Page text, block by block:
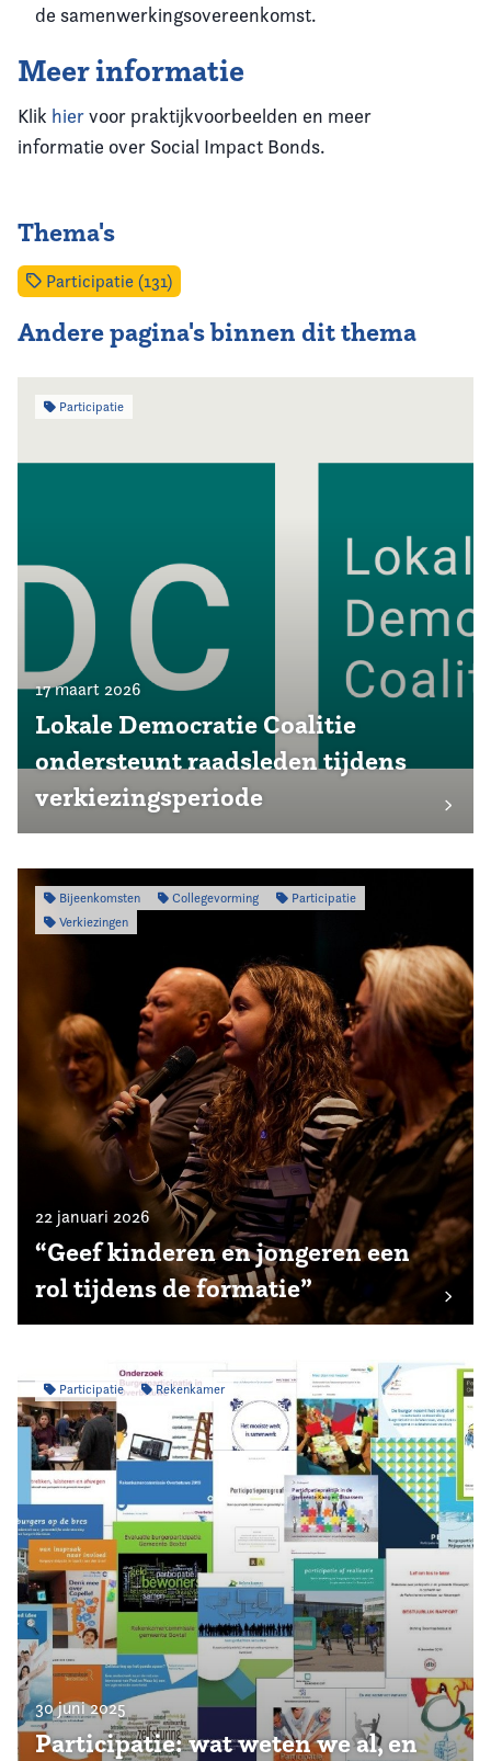
de samenwerkingsovereenkomst.
Meer informatie
Klik hiervoor praktijkvoorbeelden en meer
informatie over Social Impact Bonds.
Thema's
Participatie (131)
Andere pagina's binnen dit thema
Participatie
17 maart 2026
Lokale Democratie Coalitie
ondersteunt raadsleden tijdens
verkiezingsperiode
Bijeenkomsten Collegevorming
Participatie
Verkiezingen
22 januari 2026
“Geef kinderen en jongeren een
rol tijdens de formatie”
Participatie Rekenkamer
30 juni 2025
Participatie: wat weten we al, en